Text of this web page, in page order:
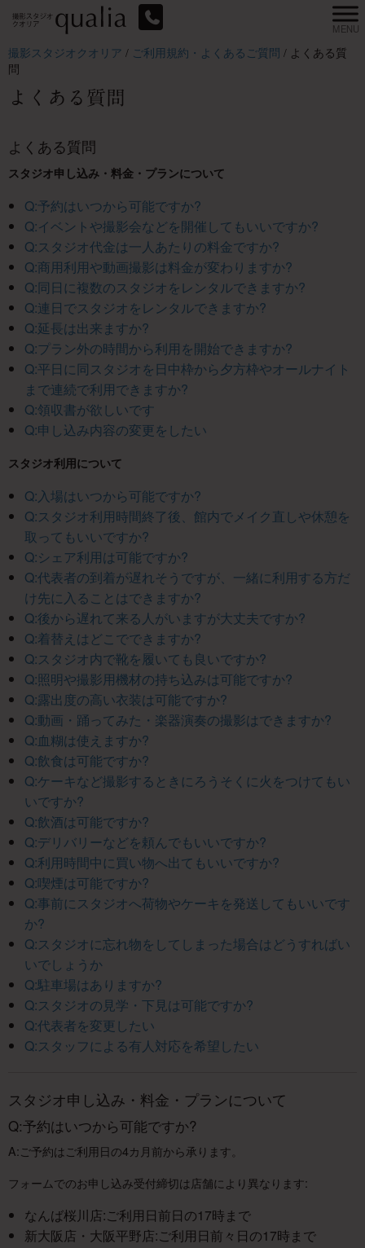
撮影スタジオクオリア / ご利用規約・よくあるご質問 / よくある質
問
よくある質問
よくある質問
スタジオ申し込み・料金・プランについて
Q:予約はいつから可能ですか?
Q:イベントや撮影会などを開催してもいいですか?
Q:スタジオ代金は一人あたりの料金ですか?
Q:商用利用や動画撮影は料金が変わりますか?
Q:同日に複数のスタジオをレンタルできますか?
Q:連日でスタジオをレンタルできますか?
Q:延長は出来ますか?
Q:プラン外の時間から利用を開始できますか?
Q:平日に同スタジオを日中枠から夕方枠やオールナイト
まで連続で利用できますか?
Q:領収書が欲しいです
Q:申し込み内容の変更をしたい
スタジオ利用について
Q:入場はいつから可能ですか?
Q:スタジオ利用時間終了後、館内でメイク直しや休憩を
取ってもいいですか?
Q:シェア利用は可能ですか?
Q:代表者の到着が遅れそうですが、一緒に利用する方だ
け先に入ることはできますか?
Q:後から遅れて来る人がいますが大丈夫ですか?
Q:着替えはどこでできますか?
Q:スタジオ内で靴を履いても良いですか?
Q:照明や撮影用機材の持ち込みは可能ですか?
Q:露出度の高い衣装は可能ですか?
Q:動画・踊ってみた・楽器演奏の撮影はできますか?
Q:血糊は使えますか?
Q:飲食は可能ですか?
Q:ケーキなど撮影するときにろうそくに火をつけてもい
いですか?
Q:飲酒は可能ですか?
Q:デリバリーなどを頼んでもいいですか?
Q:利用時間中に買い物へ出てもいいですか?
Q:喫煙は可能ですか?
Q:事前にスタジオへ荷物やケーキを発送してもいいです
か?
Q:スタジオに忘れ物をしてしまった場合はどうすればい
いでしょうか
Q:駐車場はありますか?
Q:スタジオの見学・下見は可能ですか?
Q:代表者を変更したい
Q:スタッフによる有人対応を希望したい
スタジオ申し込み・料金・プランについて
Q:予約はいつから可能ですか?
A:ご予約はご利用日の4カ月前から承ります。
フォームでのお申し込み受付締切は店舗により異なります:
なんば桜川店:ご利用日前日の17時まで
新大阪店・大阪平野店:ご利用日前々日の17時まで